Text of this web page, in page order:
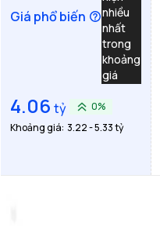
Giá phổ biến
nhiều
nhất
trong
khoảng
giá
4.06 tỷ
0%
Khoảng giá: 3.22 - 5.33 tỷ